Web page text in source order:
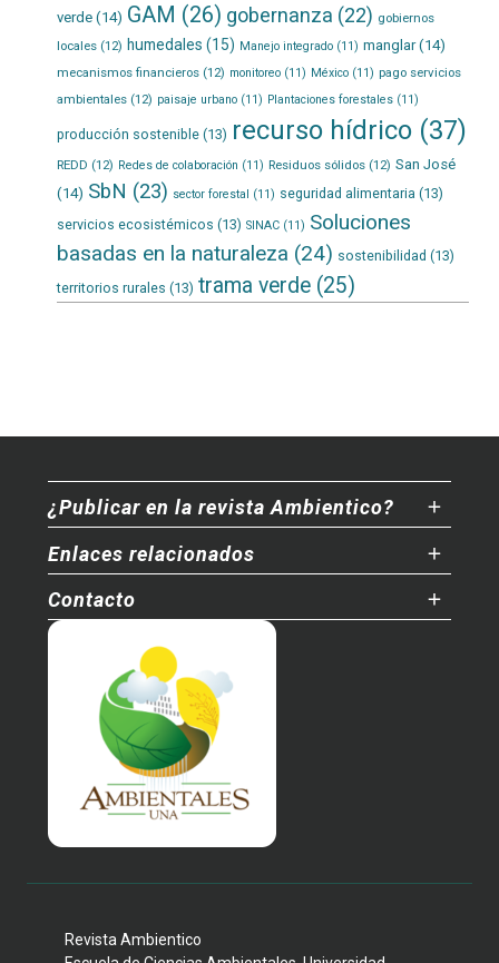
verde(14) GAM (26) gobernanza (22) gobiernos
locales(12) humedales (15) Manejo integrado(11) manglar(14)
mecanismos financieros(12) monitoreo(11) México(11) pago servicios
ambientales(12) paisaje urbano(11) Plantaciones forestales(11)
producción sostenible(13) recurso hídrico(37)
REDD (12) Redes de colaboración (11) Residuos sólidos(12) San José
(14) SbN (23) sector forestal (11) seguridad alimentaria (13)
servicios ecosistémicos (13) SINAC(11) Soluciones
basadas en la naturaleza (24) sostenibilidad (13)
territorios rurales (13) trama verde(25)
¿Publicar en la revista Ambientico?
Enlaces relacionados
Contacto
Revista Ambientico